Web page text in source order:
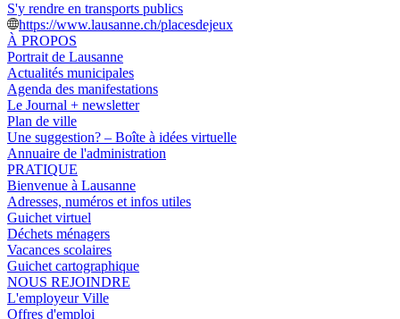
S'y rendre en transports publics
https://www.lausanne.ch/placesdejeux
À PROPOS
Portrait de Lausanne
Actualités municipales
Agenda des manifestations
Le Journal + newsletter
Plan de ville
Une suggestion? – Boîte à idées virtuelle
Annuaire de l'administration
PRATIQUE
Bienvenue à Lausanne
Adresses, numéros et infos utiles
Guichet virtuel
Déchets ménagers
Vacances scolaires
Guichet cartographique
NOUS REJOINDRE
L'employeur Ville
Offres d'emploi